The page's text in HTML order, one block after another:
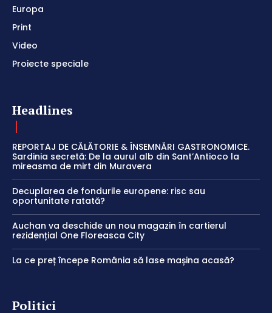
Europa
Print
Video
Proiecte speciale
Headlines
REPORTAJ DE CĂLĂTORIE & ÎNSEMNĂRI GASTRONOMICE.
Sardinia secretă: De la aurul alb din Sant’Antioco la
mireasma de mirt din Muravera
Decuplarea de fondurile europene: risc sau
oportunitate ratată?
Auchan va deschide un nou magazin în cartierul
rezidențial One Floreasca City
La ce preț începe România să lase mașina acasă?
Politici